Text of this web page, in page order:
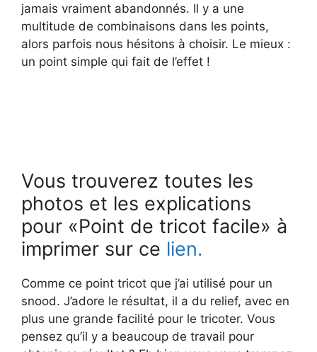
jamais vraiment abandonnés. Il y a une
multitude de combinaisons dans les points,
alors parfois nous hésitons à choisir. Le mieux :
un point simple qui fait de l’effet !
Vous trouverez toutes les
photos et les explications
pour «Point de tricot facile» à
imprimer sur ce lien.
Comme ce point tricot que j’ai utilisé pour un
snood. J’adore le résultat, il a du relief, avec en
plus une grande facilité pour le tricoter. Vous
pensez qu’il y a beaucoup de travail pour